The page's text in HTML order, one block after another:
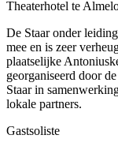
Theaterhotel te
De Staar onder
mee en is zeer
plaatselijke
georganiseerd door
Staar in
lokale partners.
Gastsoliste